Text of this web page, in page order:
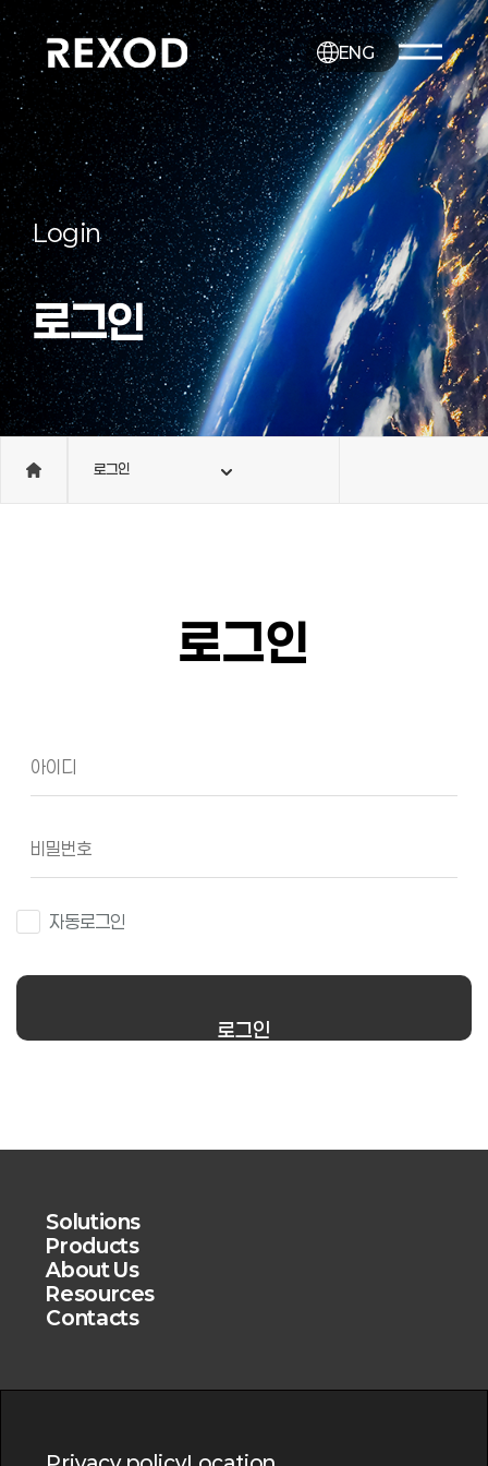
ENG
Login
로그인
로그인
로그인
자동로그인
로그인
Solutions
Products
About Us
Resources
Contacts